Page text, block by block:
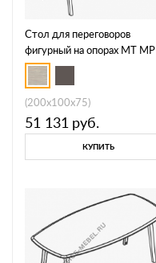
Стол для переговоров
фигурный на опорах МТ МР
Б1Б 143
(200x100x75)
51 131 руб.
КУПИТЬ